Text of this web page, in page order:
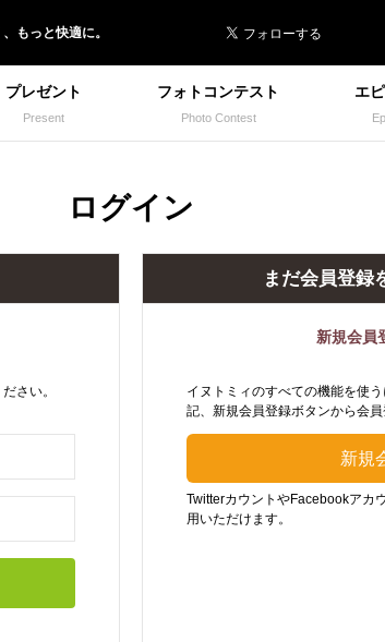
もっと快適に。
プレゼント
Present
フォトコンテスト
Photo Contest
エ
ログイン
さい。
まだ会員登録
新規会員
イヌトミィのすべての機能を使
記、新規会員登録ボタンから会
TwitterカウントやFacebookアカ
用いただけます。